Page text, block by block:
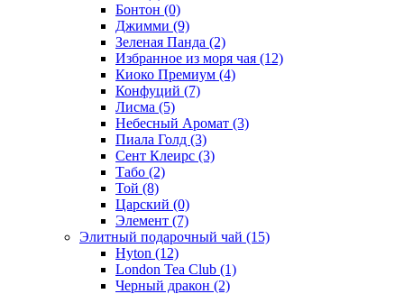
Бонтон (0)
Джимми (9)
Зеленая Панда (2)
Избранное из моря чая (12)
Киоко Премиум (4)
Конфуций (7)
Лисма (5)
Небесный Аромат (3)
Пиала Голд (3)
Сент Клеирс (3)
Табо (2)
Той (8)
Царский (0)
Элемент (7)
Элитный подарочный чай (15)
Hyton (12)
London Tea Club (1)
Черный дракон (2)